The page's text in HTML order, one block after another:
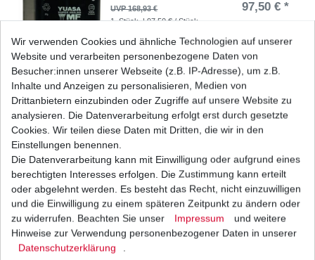
UVP 168,93 € 97,50 € *
1 Stück | 97,50 € / Stück
Bremsbeläge EBC FA 307 TT FA307TT Standard
UVP 29,43 € 20,15 € *
1 Satz
zzgl. Versandkosten
GEL Batterie YTX20L-BS Zubehör Gelbatterie
UVP 103,49 €
Wir verwenden Cookies und ähnliche Technologien auf unserer
Website und verarbeiten personenbezogene Daten von
Besucher:innen unserer Webseite (z.B. IP-Adresse), um z.B.
Inhalte und Anzeigen zu personalisieren, Medien von
Drittanbietern einzubinden oder Zugriffe auf unsere Website zu
analysieren. Die Datenverarbeitung erfolgt erst durch gesetzte
Cookies. Wir teilen diese Daten mit Dritten, die wir in den
Einstellungen benennen.
Die Datenverarbeitung kann mit Einwilligung oder aufgrund eines
berechtigten Interesses erfolgen. Die Zustimmung kann erteilt
oder abgelehnt werden. Es besteht das Recht, nicht einzuwilligen
und die Einwilligung zu einem späteren Zeitpunkt zu ändern oder
zu widerrufen. Beachten Sie unser
Impressum
und weitere
Hinweise zur Verwendung personenbezogener Daten in unserer
Daten­schutz­erklärung
.